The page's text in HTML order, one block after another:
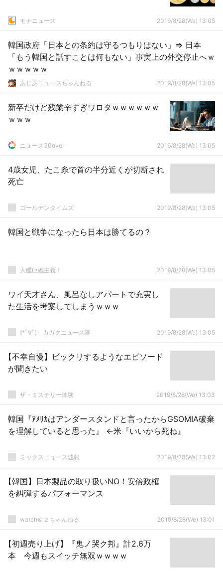
モナニュース 2019/8/28(We) 13:05
韓国政府「日本との条約は守るつもりはない」⇒ 日本
「もう韓国と話すことは何もない」事実上の外交停止へｗ
ｗｗｗｗｗ
あじあニュースちゃんねる 2019/8/28(We) 13:05
新卒だけど残業辛すぎワロタｗｗｗｗｗｗ
ｗｗｗ
ニュース30over 2019/8/28(We) 13:05
4歳女児、たこ糸で首の半分近くが切断され
死亡
ゴールデンタイムズ 2019/8/28(We) 13:05
韓国と戦争になったら日本は勝てるの？
大艦巨砲主義！ 2019/8/28(We) 13:05
ワイ天才さん、風呂なしアパートで充実し
た生活を考案してしまうｗｗｗ
(*ﾟ∀ﾟ)ゞカガクニュース隊 2019/8/28(We) 13:05
【不幸自慢】ビックリするようなエピソード
が聞きたい
ザ・ミステリー体験 2019/8/28(We) 13:03
韓国『ｱﾒﾘｶはアンダースタンドと言ったからGSOMIA破棄
を理解していると思った』 ←米『いいから死ね』
ミックスニュース速報 2019/8/28(We) 13:02
【韓国】日本製品の取り扱いNO！安倍政権
を糾弾するパフォーマンス
watch＠２ちゃんねる 2019/8/28(We) 13:01
【初週売り上げ】『鬼ノ哭ク邦』計2.6万
本 今週もスイッチ無双ｗｗｗｗ